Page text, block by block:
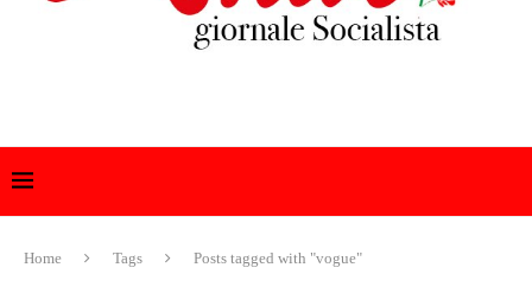
Home Tags Posts tagged with "vogue"